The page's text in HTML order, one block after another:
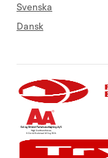
Svenska
Dansk